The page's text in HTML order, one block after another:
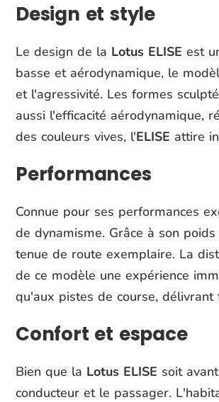
Design et style
Le design de la Lotus ELISE est
basse et aérodynamique, le
et l'agressivité. Les formes
aussi l'efficacité aérodynamique,
des couleurs vives, l'ELISE attire
Performances
Connue pour ses performances
de dynamisme. Grâce à son
tenue de route exemplaire. La
de ce modèle une expérience
qu'aux pistes de course,
Confort et espace
Bien que la Lotus ELISE soit
conducteur et le passager.